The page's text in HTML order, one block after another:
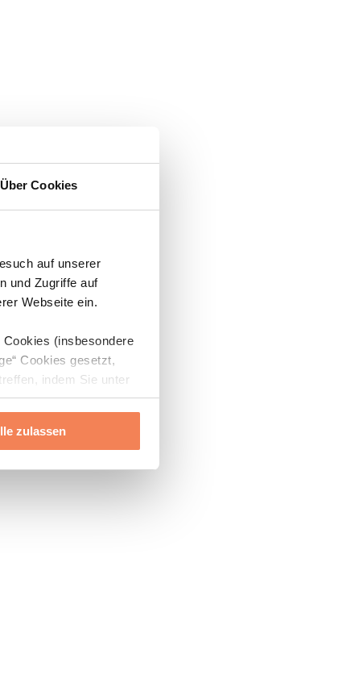
Über Cookies
auf unserer
und Zugriffe auf
Webseite ein.
(insbesondere
Cookies gesetzt,
indem Sie unter
„Über Cookies“
zulassen